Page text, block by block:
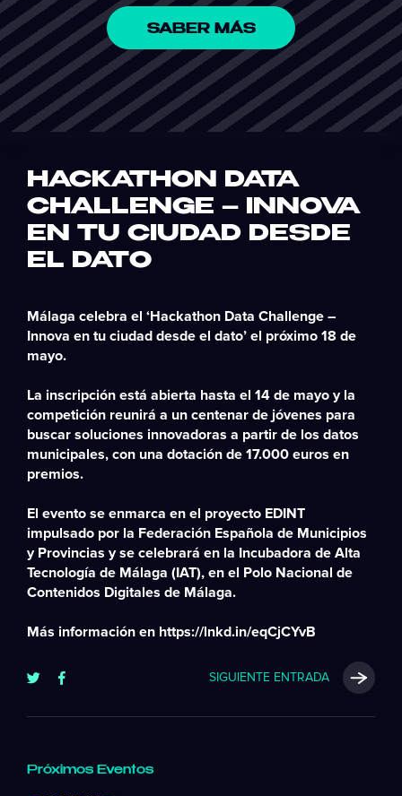
SABER MÁS
HACKATHON DATA
CHALLENGE – INNOVA
EN TU CIUDAD DESDE
EL DATO
Málaga celebra el ‘Hackathon Data Challenge –
Innova en tu ciudad desde el dato’ el próximo 18 de
mayo.
La inscripción está abierta hasta el 14 de mayo y la
competición reunirá a un centenar de jóvenes para
buscar soluciones innovadoras a partir de los datos
municipales, con una dotación de 17.000 euros en
premios.
El evento se enmarca en el proyecto EDINT
impulsado por la Federación Española de Municipios
y Provincias y se celebrará en la Incubadora de Alta
Tecnología de Málaga (IAT), en el Polo Nacional de
Contenidos Digitales de Málaga.
Más información en https://lnkd.in/eqCjCYvB
SIGUIENTE ENTRADA
Próximos Eventos